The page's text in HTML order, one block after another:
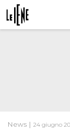
News | 24 giugno